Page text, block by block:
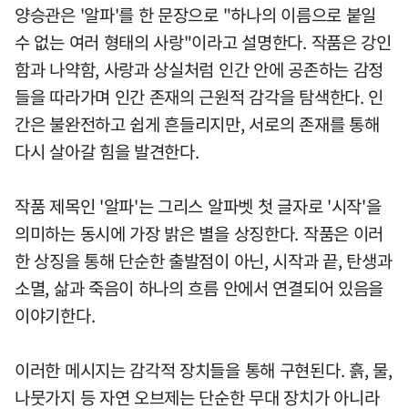
양승관은 '알파'를 한 문장으로 "하나의 이름으로 붙일
수 없는 여러 형태의 사랑"이라고 설명한다. 작품은 강인
함과 나약함, 사랑과 상실처럼 인간 안에 공존하는 감정
들을 따라가며 인간 존재의 근원적 감각을 탐색한다. 인
간은 불완전하고 쉽게 흔들리지만, 서로의 존재를 통해
다시 살아갈 힘을 발견한다.
작품 제목인 '알파'는 그리스 알파벳 첫 글자로 '시작'을
의미하는 동시에 가장 밝은 별을 상징한다. 작품은 이러
한 상징을 통해 단순한 출발점이 아닌, 시작과 끝, 탄생과
소멸, 삶과 죽음이 하나의 흐름 안에서 연결되어 있음을
이야기한다.
이러한 메시지는 감각적 장치들을 통해 구현된다. 흙, 물,
나뭇가지 등 자연 오브제는 단순한 무대 장치가 아니라